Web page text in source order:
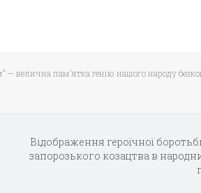
— велична пам’ятка генію нашого народу
Відобpаження геpоїчної
запоpозького козацтва в